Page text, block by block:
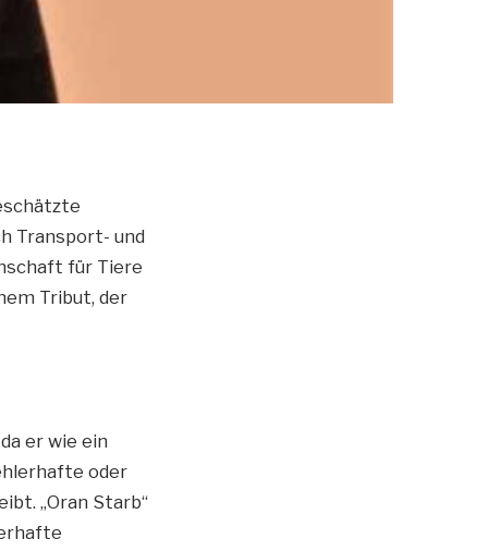
Transport- und
für Tiere
Tribut, der
er wie ein
oder
„Oran Starb“